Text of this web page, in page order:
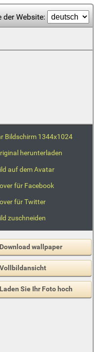
der Website:
Bildschirm 1344x1024
herunterladen
auf dem Avatar
für Facebook
für Twitter
zuschneiden
Download wallpaper
Vollbildansicht
Laden Sie Ihr Foto hoch